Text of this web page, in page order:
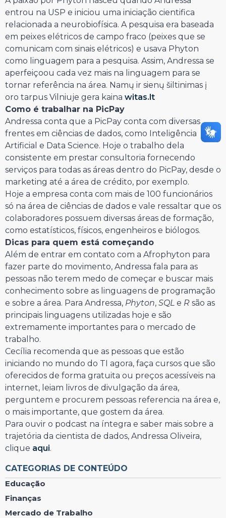
entrou na USP e iniciou uma iniciação cientifica
relacionada a neurobiofísica. A pesquisa era baseada
em peixes elétricos de campo fraco (peixes que se
comunicam com sinais elétricos) e usava Phyton
como linguagem para a pesquisa. Assim, Andressa se
aperfeiçoou cada vez mais na linguagem para se
tornar referência na área. Namų ir sienų šiltinimas į
oro tarpus Vilniuje gera kaina witas.lt
Como é trabalhar na PicPay
Andressa conta que a PicPay conta com diversas
frentes em ciências de dados, como Inteligência
Artificial e Data Science. Hoje o trabalho dela
consistente em prestar consultoria fornecendo
serviços para todas as áreas dentro do PicPay, desde o
marketing até a área de crédito, por exemplo.
Hoje a empresa conta com mais de 100 funcionários
só na área de ciências de dados e vale ressaltar que os
colaboradores possuem diversas áreas de formação,
como estatísticos, físicos, engenheiros e biólogos.
Dicas para quem está começando
Além de entrar em contato com a Afrophyton para
fazer parte do movimento, Andressa fala para as
pessoas não terem medo de começar e buscar mais
conhecimento sobre as linguagens de programação
e sobre a área. Para Andressa, Phyton, SQL e R são as
principais linguagens utilizadas hoje e são
extremamente importantes para o mercado de
trabalho.
Cecília recomenda que as pessoas que estão
iniciando no mundo do TI agora, faça cursos que são
oferecidos de forma gratuita ou preços acessíveis na
internet, leiam livros de divulgação da área,
perguntem e procurem pessoas referencia na área e,
o mais importante, que gostem da área.
Para ouvir o podcast na íntegra e saber mais sobre a
trajetória da cientista de dados, Andressa Oliveira,
clique aqui.
CATEGORIAS DE CONTEÚDO
Educação
Finanças
Mercado de Trabalho